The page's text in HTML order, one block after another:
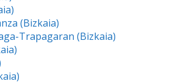
(Bizkaia)
Trapagaran (Bizkaia)